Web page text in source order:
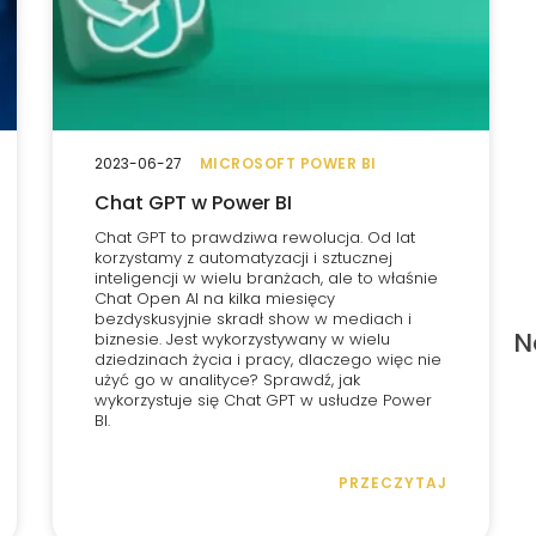
MICROSOFT POWER BI
Chat GPT w Power BI
Chat GPT to prawdziwa rewolucja. Od lat
korzystamy z automatyzacji i sztucznej
inteligencji w wielu branżach, ale to właśnie
Chat Open AI na kilka miesięcy
bezdyskusyjnie skradł show w mediach i
biznesie. Jest wykorzystywany w wielu
dziedzinach życia i pracy, dlaczego więc nie
użyć go w analityce? Sprawdź, jak
wykorzystuje się Chat GPT w usłudze Power
BI.
PRZECZYTAJ
2023-06-27